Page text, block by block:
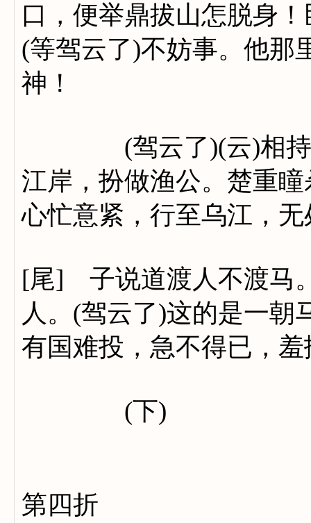
口，便举鼎拔山怎脱身
(等驾云了)不妨事。他那
神！
(驾云了)(云)相持处
江岸，扮做渔公。楚重
心忙意紧，行至乌江，
[尾] 子说道渡人不渡马
人。(驾云了)这的是一朝
有国难投，急不得已，
(下)
第四折